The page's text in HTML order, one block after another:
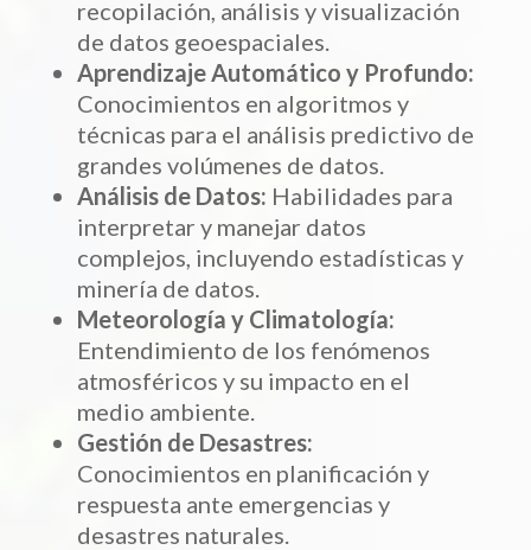
recopilación, análisis y visualización
de datos geoespaciales.
Aprendizaje Automático y Profundo:
Conocimientos en algoritmos y
técnicas para el análisis predictivo de
grandes volúmenes de datos.
Análisis de Datos: Habilidades para
interpretar y manejar datos
complejos, incluyendo estadísticas y
minería de datos.
Meteorología y Climatología:
Entendimiento de los fenómenos
atmosféricos y su impacto en el
medio ambiente.
Gestión de Desastres:
Conocimientos en planificación y
respuesta ante emergencias y
desastres naturales.